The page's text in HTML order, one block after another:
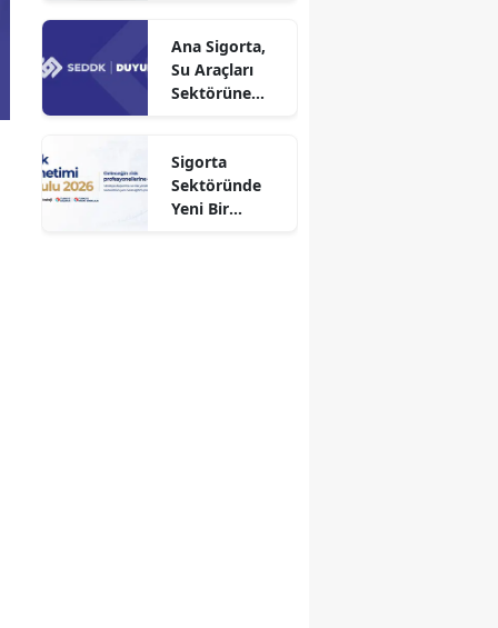
Ana Sigorta,
Su Araçları
Sektörüne
Sigorta
Sektöründe
Yeni Bir